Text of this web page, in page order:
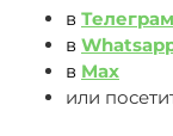
в Телеграм
в
в Max
или